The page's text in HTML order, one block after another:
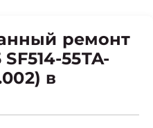
ремонт
55TA-
в